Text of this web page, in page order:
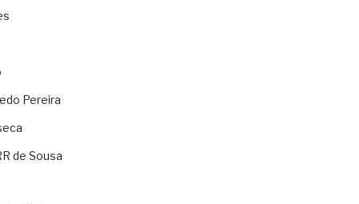
Pereira
de Sousa